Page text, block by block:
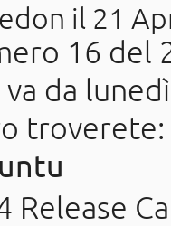
il 21
16 del
da
troverete:
Release